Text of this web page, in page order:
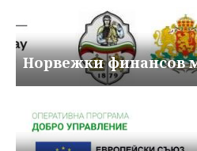
Норвежки финансов